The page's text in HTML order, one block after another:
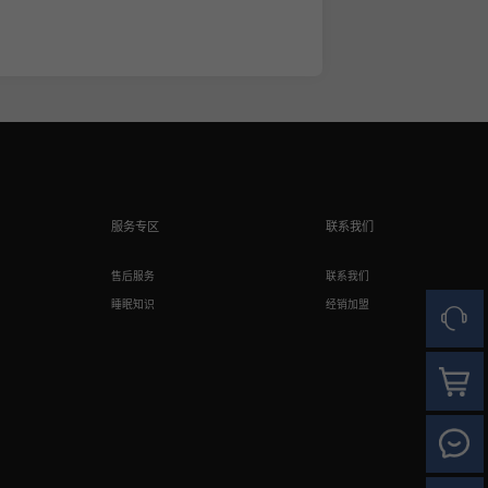
服务专区
售后服务
睡眠知识
联系我们
联系我们
经销加盟
人工客
官方商